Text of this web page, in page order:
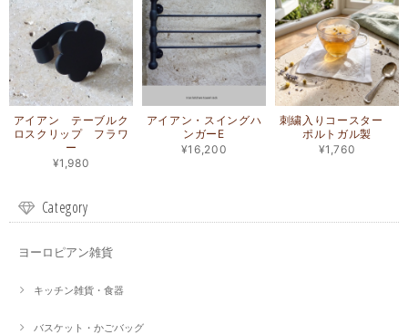
アイアン テーブルク
ロスクリップ フラワ
ー
¥1,980
アイアン・スイングハ
ンガーE
¥16,200
刺繍入りコースター
ポルトガル製
¥1,760
Category
ヨーロピアン雑貨
キッチン雑貨・食器
バスケット・かごバッグ